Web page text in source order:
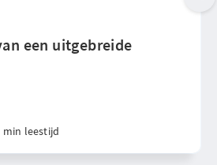
een uitgebreide
min leestijd